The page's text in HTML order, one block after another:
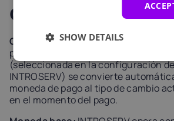
divisas
Conversión de divisas para pagos
pagar con tarjeta, la moneda de su
(seleccionada en la configuración
INTROSERV) se convierte
moneda de pago al tipo de cambio
en el momento del pago.
SHOW DETAILS